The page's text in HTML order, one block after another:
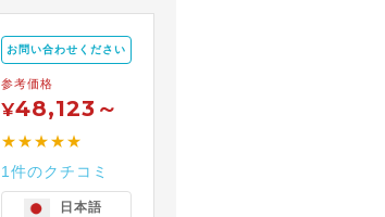
お問い合わせください
参考価格
¥48,123～
★★★★★
1件のクチコミ
日本語